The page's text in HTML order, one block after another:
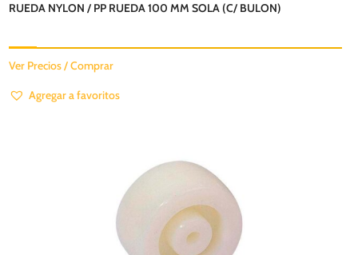
RUEDA NYLON / PP RUEDA 100 MM SOLA (C/ BULON)
Ver Precios / Comprar
Agregar a favoritos